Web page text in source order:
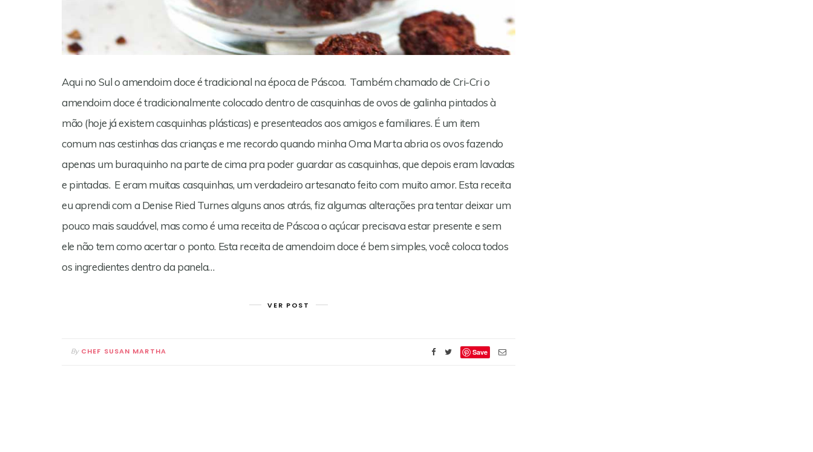
Aqui no Sul o amendoim doce é tradicional na época de Páscoa. Também chamado de Cri-Cri o
amendoim doce é tradicionalmente colocado dentro de casquinhas de ovos de galinha pintados à
mão (hoje já existem casquinhas plásticas) e presenteados aos amigos e familiares. É um item
comum nas cestinhas das crianças e me recordo quando minha Oma Marta abria os ovos fazendo
apenas um buraquinho na parte de cima pra poder guardar as casquinhas, que depois eram lavadas
e pintadas. E eram muitas casquinhas, um verdadeiro artesanato feito com muito amor. Esta receita
eu aprendi com a Denise Ried Turnes alguns anos atrás, fiz algumas alterações pra tentar deixar um
pouco mais saudável, mas como é uma receita de Páscoa o açúcar precisava estar presente e sem
ele não tem como acertar o ponto. Esta receita de amendoim doce é bem simples, você coloca todos
os ingredientes dentro da panela…
VER POST
By CHEF SUSAN MARTHA Save